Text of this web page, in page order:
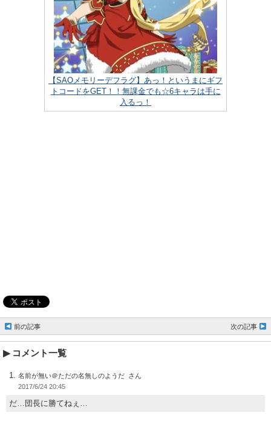
【SAOメモリーデフラグ】あっ！というまにギフ
トコードをGET！！無課金でも☆6キャラは手に
入るっ！
前の記事 次の記事
コメント一覧
名前が無い＠ただの名無しのようだ
2017/6/24 20:45
だ…団長に勝てねぇ…